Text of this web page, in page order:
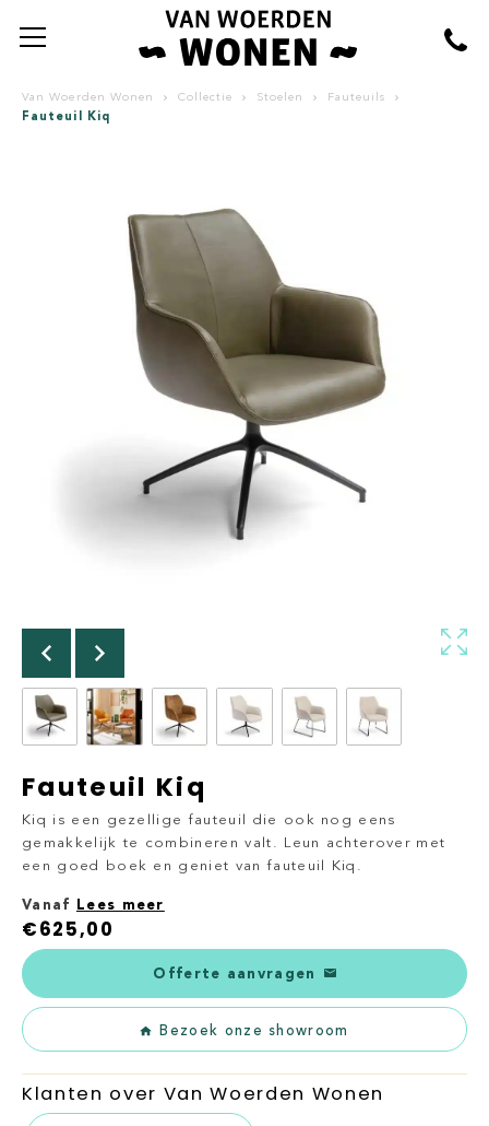
Van Woerden Wonen Collectie Stoelen Fauteuils
Fauteuil Kiq
Fauteuil Kiq
Kiq is een gezellige fauteuil die ook nog eens
gemakkelijk te combineren valt. Leun achterover met
een goed boek en geniet van fauteuil Kiq.
Vanaf Lees meer
€625,00
Offerte aanvragen
Bezoek onze showroom
Klanten over Van Woerden Wonen